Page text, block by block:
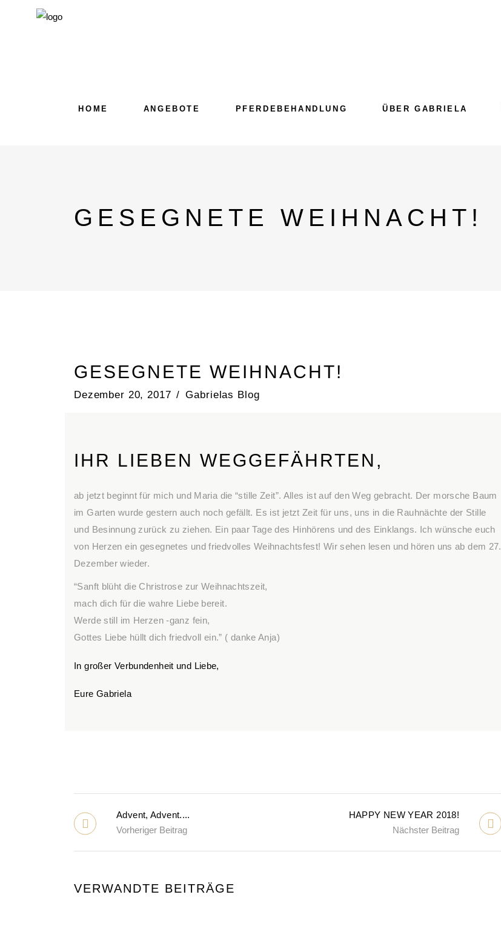
HOME ANGEBOTE PFERDEBEHANDLUNG ÜBER GABRIELA
GESEGNETE WEIHNACHT!
GESEGNETE WEIHNACHT!
Dezember 20, 2017 Gabrielas Blog
IHR LIEBEN WEGGEFÄHRTEN,
ab jetzt beginnt für mich und Maria die “stille Zeit”. Alles ist auf den Weg gebracht. Der morsche Baum
im Garten wurde gestern auch noch gefällt. Es ist jetzt Zeit für uns, uns in die Rauhnächte der Stille
und Besinnung zurück zu ziehen. Ein paar Tage des Hinhörens und des Einklangs. Ich wünsche euch
von Herzen ein gesegnetes und friedvolles Weihnachtsfest! Wir sehen lesen und hören uns ab dem 27.
Dezember wieder.
“Sanft blüht die Christrose zur Weihnachtszeit,
mach dich für die wahre Liebe bereit.
Werde still im Herzen -ganz fein,
Gottes Liebe hüllt dich friedvoll ein.” ( danke Anja)
In großer Verbundenheit und Liebe,
Eure Gabriela
Advent, Advent....
Vorheriger Beitrag
HAPPY NEW YEAR 2018!
Nächster Beitrag
VERWANDTE BEITRÄGE